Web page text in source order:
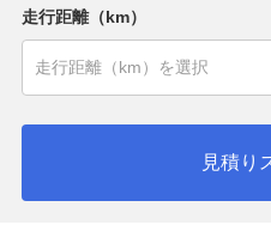
走行距離（km）
見積り